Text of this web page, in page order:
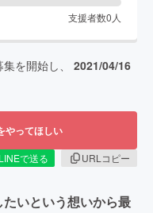
支援者数0人
集を開始し、 2021/04/16
やってほしい
LINEで送る
URLコピー
いという想いから最